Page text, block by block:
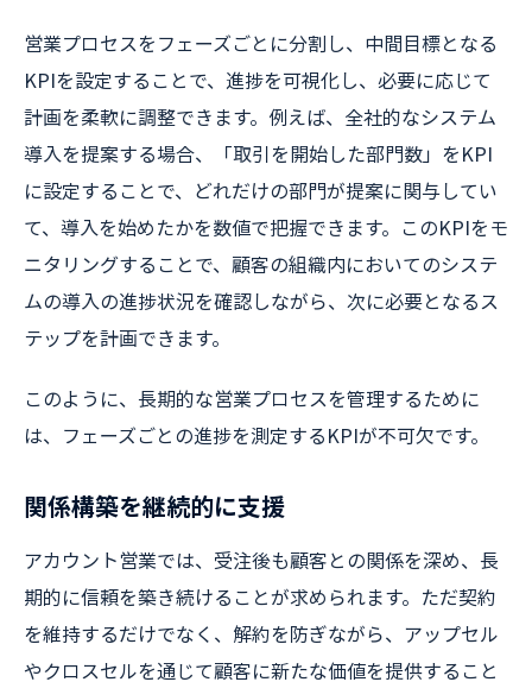
営業プロセスをフェーズごとに分割し、中間目標となる
KPIを設定することで、進捗を可視化し、必要に応じて
計画を柔軟に調整できます。例えば、全社的なシステム
導入を提案する場合、「取引を開始した部門数」をKPI
に設定することで、どれだけの部門が提案に関与してい
て、導入を始めたかを数値で把握できます。このKPIをモ
ニタリングすることで、顧客の組織内においてのシステ
ムの導入の進捗状況を確認しながら、次に必要となるス
テップを計画できます。
このように、長期的な営業プロセスを管理するために
は、フェーズごとの進捗を測定するKPIが不可欠です。
関係構築を継続的に支援
アカウント営業では、受注後も顧客との関係を深め、長
期的に信頼を築き続けることが求められます。ただ契約
を維持するだけでなく、解約を防ぎながら、アップセル
やクロスセルを通じて顧客に新たな価値を提供すること